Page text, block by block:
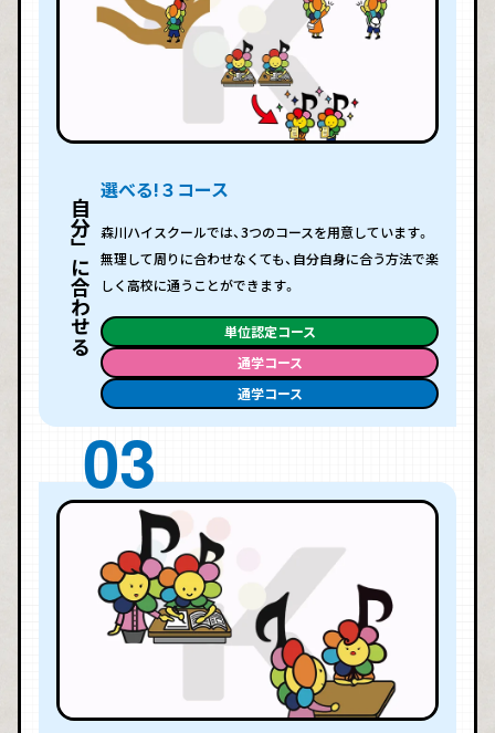
「自分」に合わせる 選べる!３コース
森川ハイスクールでは、3つのコースを用意しています。
無理して周りに合わせなくても、自分自身に合う方法で楽
しく高校に通うことができます。
単位認定コース
通学コース
通学コース